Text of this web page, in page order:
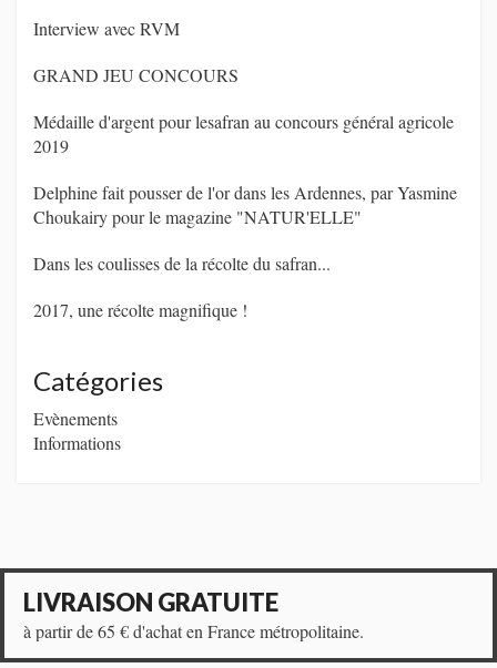
Interview avec RVM
GRAND JEU CONCOURS
Médaille d'argent pour lesafran au concours général agricole
2019
Delphine fait pousser de l'or dans les Ardennes, par Yasmine
Choukairy pour le magazine "NATUR'ELLE"
Dans les coulisses de la récolte du safran...
2017, une récolte magnifique !
Catégories
Evènements
Informations
LIVRAISON GRATUITE
à partir de 65 € d'achat en France métropolitaine.